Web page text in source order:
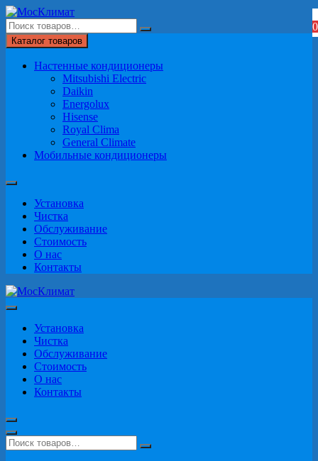
Перейти
к
содержимому
Каталог товаров
Настенные кондиционеры
Mitsubishi Electric
Daikin
Energolux
Hisense
Royal Clima
General Climate
Мобильные кондиционеры
Установка
Чистка
Обслуживание
Стоимость
О нас
Контакты
Установка
Чистка
Обслуживание
Стоимость
О нас
Контакты
0